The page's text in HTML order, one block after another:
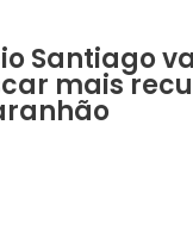
Santiago
mais